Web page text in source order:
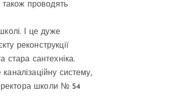
також проводять
І це дуже
реконструкції
стара сантехніка.
систему,
школи № 54